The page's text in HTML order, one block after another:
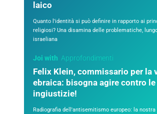
laico
Quanto l'identità si può definire in rapporto ai
religiosi? Una disamina delle problematiche,
israeliana
Joi with Approfondimenti
Felix Klein, commissario per la
ebraica: bisogna agire contro le
ingiustizie!
Radiografia dell'antisemitismo europeo: la